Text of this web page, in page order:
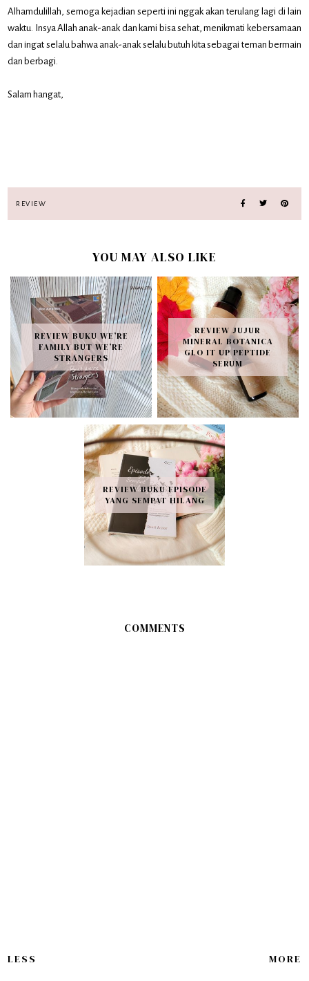
Alhamdulillah, semoga kejadian seperti ini nggak akan terulang lagi di lain
waktu. Insya Allah anak-anak dan kami bisa sehat, menikmati kebersamaan
dan ingat selalu bahwa anak-anak selalu butuh kita sebagai teman bermain
dan berbagi.
Salam hangat,
REVIEW
YOU MAY ALSO LIKE
REVIEW BUKU WE’RE
FAMILY BUT WE’RE
STRANGERS
REVIEW JUJUR
MINERAL BOTANICA
GLO IT UP PEPTIDE
SERUM
REVIEW BUKU EPISODE
YANG SEMPAT HILANG
COMMENTS
LESS MORE